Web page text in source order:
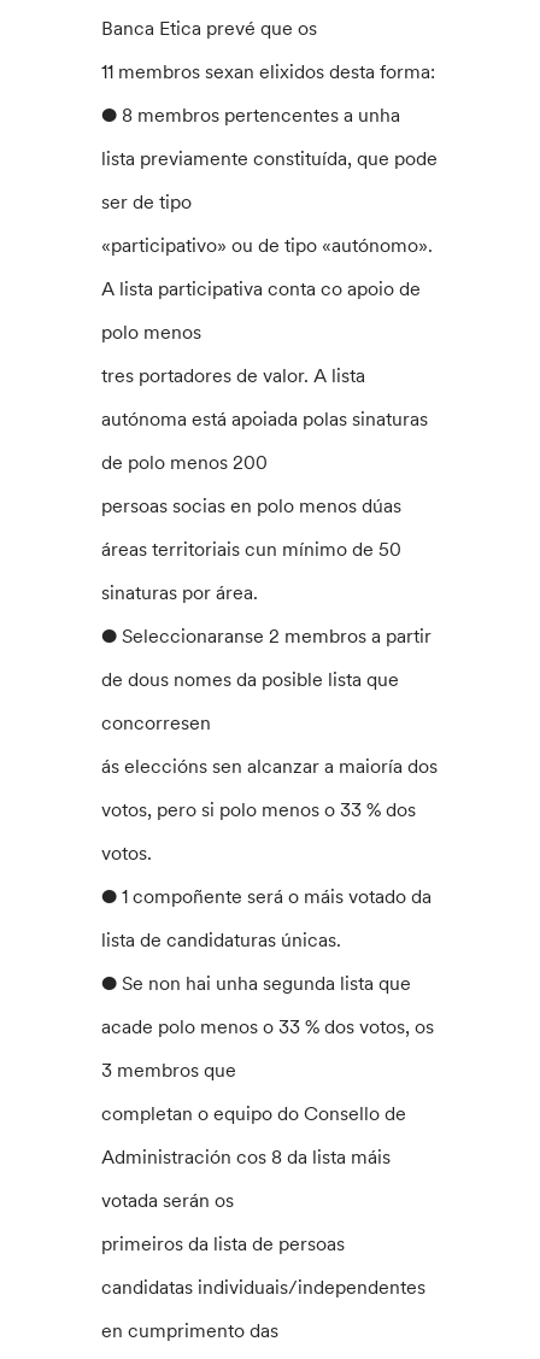
Banca Etica prevé que os
11 membros sexan elixidos desta forma:
● 8 membros pertencentes a unha
lista previamente constituída, que pode
ser de tipo
«participativo» ou de tipo «autónomo».
A lista participativa conta co apoio de
polo menos
tres portadores de valor. A lista
autónoma está apoiada polas sinaturas
de polo menos 200
persoas socias en polo menos dúas
áreas territoriais cun mínimo de 50
sinaturas por área.
● Seleccionaranse 2 membros a partir
de dous nomes da posible lista que
concorresen
ás eleccións sen alcanzar a maioría dos
votos, pero si polo menos o 33 % dos
votos.
● 1 compoñente será o máis votado da
lista de candidaturas únicas.
● Se non hai unha segunda lista que
acade polo menos o 33 % dos votos, os
3 membros que
completan o equipo do Consello de
Administración cos 8 da lista máis
votada serán os
primeiros da lista de persoas
candidatas individuais/independentes
en cumprimento das